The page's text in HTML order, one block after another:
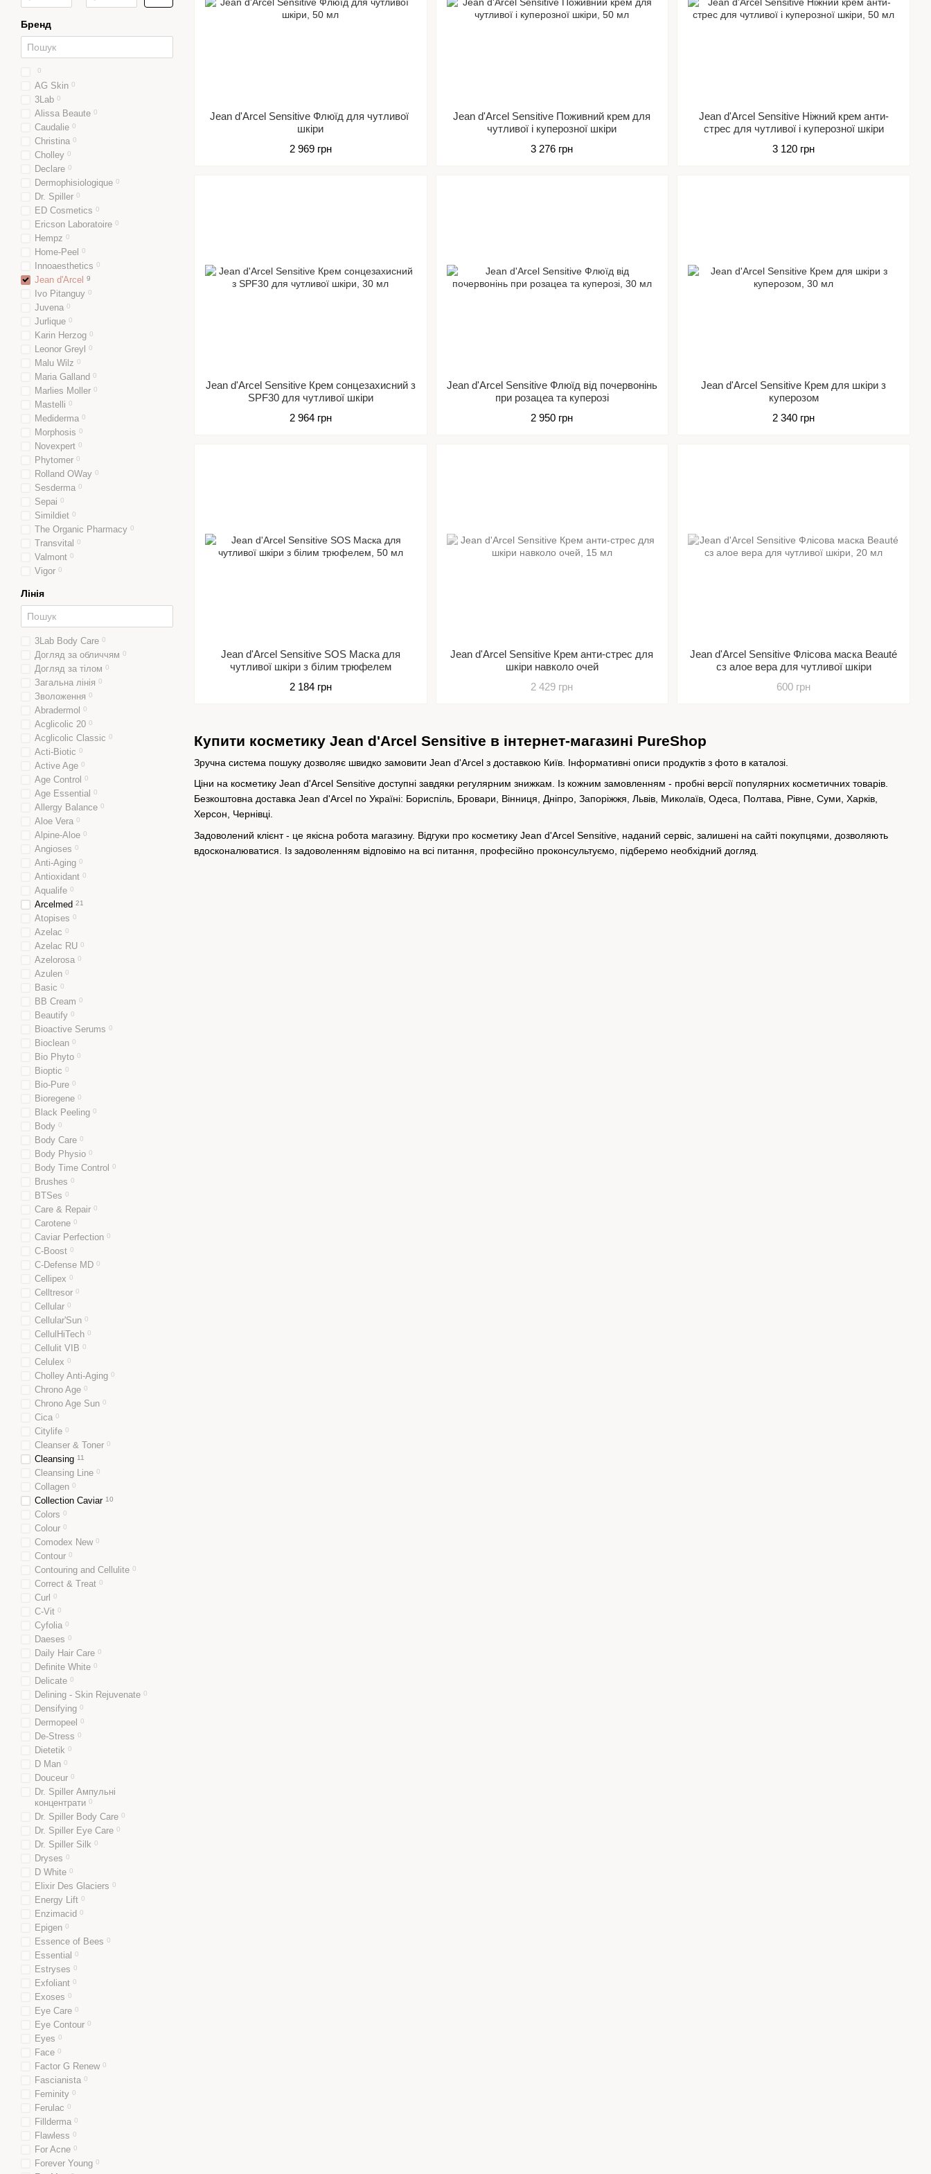
Купити косметику Jean d'Arcel Sensitive в інтернет-магазині PureShop
Зручна система пошуку дозволяє швидко замовити Jean d'Arcel з доставкою Київ. Інформативні описи продуктів з фото в каталозі.
Ціни на косметику Jean d'Arcel Sensitive доступні завдяки регулярним знижкам. Із кожним замовленням - пробні версії популярних косметичних товарів.
Безкоштовна доставка Jean d'Arcel по Україні: Бориспіль, Бровари, Вінниця, Дніпро, Запоріжжя, Львів, Миколаїв, Одеса, Полтава, Рівне, Суми, Харків,
Херсон, Чернівці.
Задоволений клієнт - це якісна робота магазину. Відгуки про косметику Jean d'Arcel Sensitive, наданий сервіс, залишені на сайті покупцями, дозволяють
вдосконалюватися. Із задоволенням відповімо на всі питання, професійно проконсультуємо, підберемо необхідний догляд.
Jean d'Arcel Sensitive Флюїд для чутливої ​​
шкіри
2 969 грн
Jean d'Arcel Sensitive Поживний крем для
чутливої ​​і куперозної шкіри
3 276 грн
Jean d'Arcel Sensitive Ніжний крем анти-
стрес для чутливої ​​і куперозної шкіри
3 120 грн
Jean d'Arcel Sensitive Крем сонцезахисний з
SPF30 для чутливої шкіри
2 964 грн
Jean d'Arcel Sensitive Флюїд від почервонінь
при розацеа та куперозі
2 950 грн
Jean d'Arcel Sensitive Крем для шкіри з
куперозом
2 340 грн
Jean d'Arcel Sensitive SOS Маска для
чутливої ​​шкіри з білим трюфелем
2 184 грн
Jean d'Arcel Sensitive Крем анти-стрес для
шкіри навколо очей
2 429 грн
Jean d'Arcel Sensitive Флісова маска Beauté
cз алое вера для чутливої шкіри
600 грн
Бренд
0
AG Skin 0
3Lab 0
Alissa Beaute 0
Caudalie 0
Christina 0
Cholley 0
Declare 0
Dermophisiologique 0
Dr. Spiller 0
ED Cosmetics 0
Ericson Laboratoire 0
Hempz 0
Home-Peel 0
Innoaesthetics 0
Jean d'Arcel 9
Ivo Pitanguy 0
Juvena 0
Jurlique 0
Karin Herzog 0
Leonor Greyl 0
Malu Wilz 0
Maria Galland 0
Marlies Moller 0
Mastelli 0
Mediderma 0
Morphosis 0
Novexpert 0
Phytomer 0
Rolland OWay 0
Sesderma 0
Sepai 0
Simildiet 0
The Organic Pharmacy 0
Transvital 0
Valmont 0
Vigor 0
Лінія
3Lab Body Care 0
Догляд за обличчям 0
Догляд за тілом 0
Загальна лінія 0
Зволоження 0
Abradermol 0
Acglicolic 20 0
Acglicolic Classic 0
Acti-Biotic 0
Active Age 0
Age Control 0
Age Essential 0
Allergy Balance 0
Aloe Vera 0
Alpine-Aloe 0
Angioses 0
Anti-Aging 0
Antioxidant 0
Aqualife 0
Arcelmed 21
Atopises 0
Azelac 0
Azelac RU 0
Azelorosa 0
Azulen 0
Basic 0
BB Cream 0
Beautify 0
Bioactive Serums 0
Bioclean 0
Bio Phyto 0
Bioptic 0
Bio-Pure 0
Bioregene 0
Black Peeling 0
Body 0
Body Care 0
Body Physio 0
Body Time Control 0
Brushes 0
BTSes 0
Care & Repair 0
Carotene 0
Caviar Perfection 0
C-Boost 0
C-Defense MD 0
Cellipex 0
Celltresor 0
Cellular 0
Cellular'Sun 0
CellulHiTech 0
Cellulit VIB 0
Celulex 0
Cholley Anti-Aging 0
Chrono Age 0
Chrono Age Sun 0
Cica 0
Citylife 0
Cleanser & Toner 0
Cleansing 11
Cleansing Line 0
Collagen 0
Collection Caviar 10
Colors 0
Colour 0
Comodex New 0
Contour 0
Contouring and Cellulite 0
Correct & Treat 0
Curl 0
C-Vit 0
Cyfolia 0
Daeses 0
Daily Hair Care 0
Definite White 0
Delicate 0
Delining - Skin Rejuvenate 0
Densifying 0
Dermopeel 0
De-Stress 0
Dietetik 0
D Man 0
Douceur 0
Dr. Spiller Ампульні
концентрати 0
Dr. Spiller Body Care 0
Dr. Spiller Eye Care 0
Dr. Spiller Silk 0
Dryses 0
D White 0
Elixir Des Glaciers 0
Energy Lift 0
Enzimacid 0
Epigen 0
Essence of Bees 0
Essential 0
Estryses 0
Exfoliant 0
Exoses 0
Eye Care 0
Eye Contour 0
Eyes 0
Face 0
Factor G Renew 0
Fascianista 0
Feminity 0
Ferulac 0
Fillderma 0
Flawless 0
For Acne 0
Forever Young 0